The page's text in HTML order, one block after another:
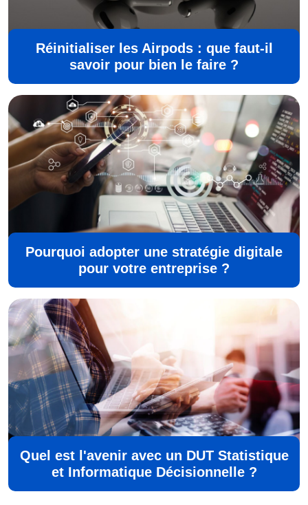
Réinitialiser les Airpods : que faut-il
savoir pour bien le faire ?
Pourquoi adopter une stratégie digitale
pour votre entreprise ?
Quel est l'avenir avec un DUT Statistique
et Informatique Décisionnelle ?